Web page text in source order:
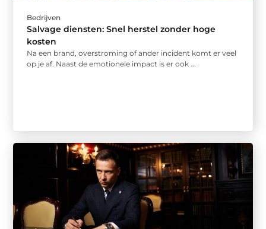
Bedrijven
Salvage diensten: Snel herstel zonder hoge
kosten
Na een brand, overstroming of ander incident komt er veel
op je af. Naast de emotionele impact is er ook ...